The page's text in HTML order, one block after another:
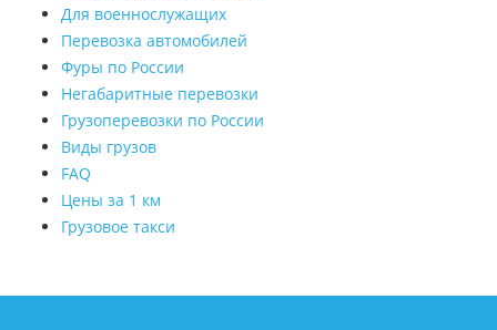
Для военнослужащих
Перевозка автомобилей
Фуры по России
Негабаритные перевозки
Грузоперевозки по России
Виды грузов
FAQ
Цены за 1 км
Грузовое такси